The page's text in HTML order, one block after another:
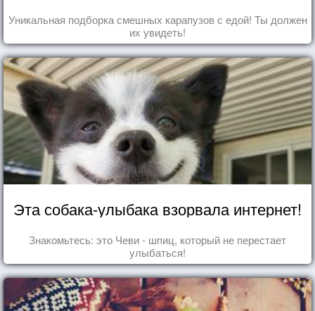
Уникальная подборка смешных карапузов с едой! Ты должен
их увидеть!
Эта собака-улыбака взорвала интернет!
Знакомьтесь: это Чеви - шпиц, который не перестает
улыбаться!